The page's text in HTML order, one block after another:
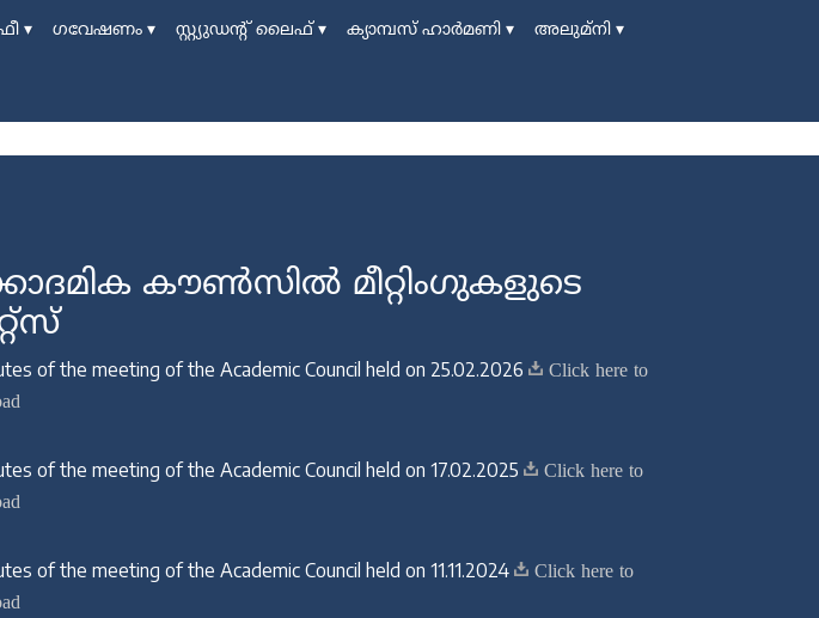
▾ ഗവേഷണം▾ സ്റ്റ്യുഡന്‍റ് ലൈഫ്▾ ക്യാമ്പസ് ഹാര്‍മണി▾ അലുമ്നി▾
കൗണ്‍സില്‍ മീറ്റിംഗുകളുടെ
of the meeting of the Academic Council held on 25.02.2026
Click here to
of the meeting of the Academic Council held on 17.02.2025
Click here to
of the meeting of the Academic Council held on 11.11.2024
Click here to